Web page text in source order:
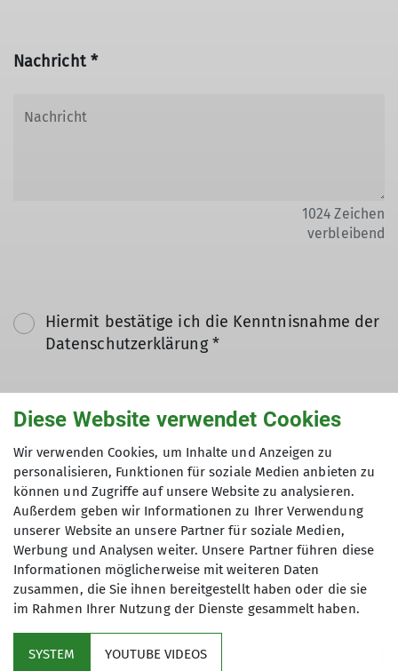
Nachricht *
1024 Zeichen
verbleibend
Hiermit bestätige ich die Kenntnisnahme der
Datenschutzerklärung *
meine in das Kontaktformular eingegebenen
Daten elektronisch gesichert und zum Zweck
der Kontaktaufnahme verarbeitet und
genutzt werden. Mir ist bekannt, dass ich
meine Einwilligung jederzeit wiederrufen
kann. *
Mit (*) markierte Felder
sind Pflichtfelder
Diese Website verwendet Cookies
Wir verwenden Cookies, um Inhalte und Anzeigen zu
personalisieren, Funktionen für soziale Medien anbieten zu
können und Zugriffe auf unsere Website zu analysieren.
Außerdem geben wir Informationen zu Ihrer Verwendung
unserer Website an unsere Partner für soziale Medien,
Werbung und Analysen weiter. Unsere Partner führen diese
Informationen möglicherweise mit weiteren Daten
zusammen, die Sie ihnen bereitgestellt haben oder die sie
im Rahmen Ihrer Nutzung der Dienste gesammelt haben.
SYSTEM YOUTUBE VIDEOS